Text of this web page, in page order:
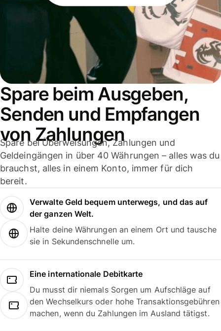
Spare beim Ausgeben,
Senden und Empfangen
von Zahlungen
Spare bei Überweisungen, Zahlungen und
Geldeingängen in über 40 Währungen – alles was du
brauchst, alles in einem Konto, immer für dich
bereit.
Verwalte Geld bequem unterwegs, und das auf
der ganzen Welt.
Halte deine Währungen an einem Ort und tausche
sie in Sekundenschnelle um.
Eine internationale Debitkarte
Du musst dir niemals Sorgen um Aufschläge auf
den Wechselkurs oder hohe Transaktionsgebühren
machen, wenn du Zahlungen im Ausland tätigst.